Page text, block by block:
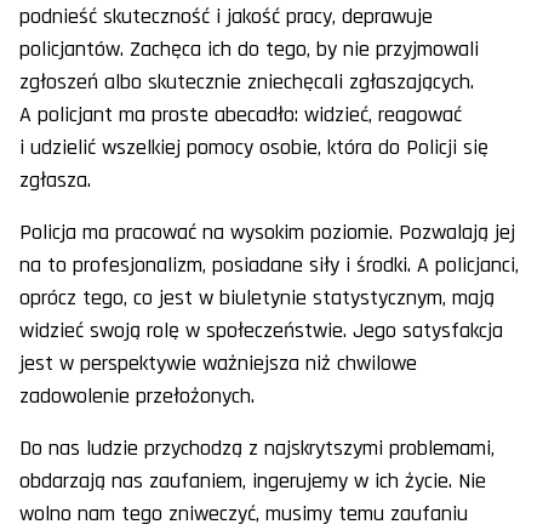
podnieść skuteczność i jakość pracy, deprawuje
policjantów. Zachęca ich do tego, by nie przyjmowali
zgłoszeń albo skutecznie zniechęcali zgłaszających.
A policjant ma proste abecadło: widzieć, reagować
i udzielić wszelkiej pomocy osobie, która do Policji się
zgłasza.
Policja ma pracować na wysokim poziomie. Pozwalają jej
na to profesjonalizm, posiadane siły i środki. A policjanci,
oprócz tego, co jest w biuletynie statystycznym, mają
widzieć swoją rolę w społeczeństwie. Jego satysfakcja
jest w perspektywie ważniejsza niż chwilowe
zadowolenie przełożonych.
Do nas ludzie przychodzą z najskrytszymi problemami,
obdarzają nas zaufaniem, ingerujemy w ich życie. Nie
wolno nam tego zniweczyć, musimy temu zaufaniu